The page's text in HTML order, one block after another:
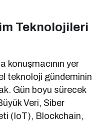
Teknolojileri
konuşmacının yer
teknoloji gündeminin
Gün boyu sürecek
Veri, Siber
(IoT), Blockchain,